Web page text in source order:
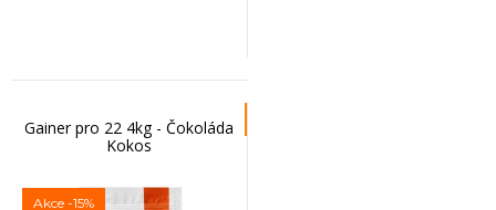
Gainer pro 22 4kg - Čokoláda
Kokos
Akce -15%